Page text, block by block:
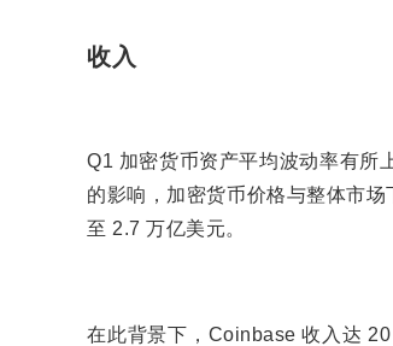
收入
Q1 加密货币资产平均波动率有所
的影响，加密货币价格与整体市
至 2.7 万亿美元。
在此背景下，Coinbase 收入达